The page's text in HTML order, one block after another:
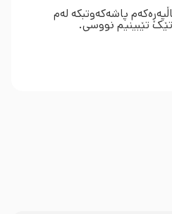
پاشەکەوتبکە لەم
تێبینیم نووسی.